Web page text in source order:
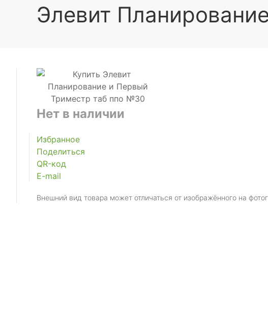
Элевит
Нет в наличии
Избранное
Поделиться
QR-код
E-mail
Внешний вид товара может отличаться от изображённого на